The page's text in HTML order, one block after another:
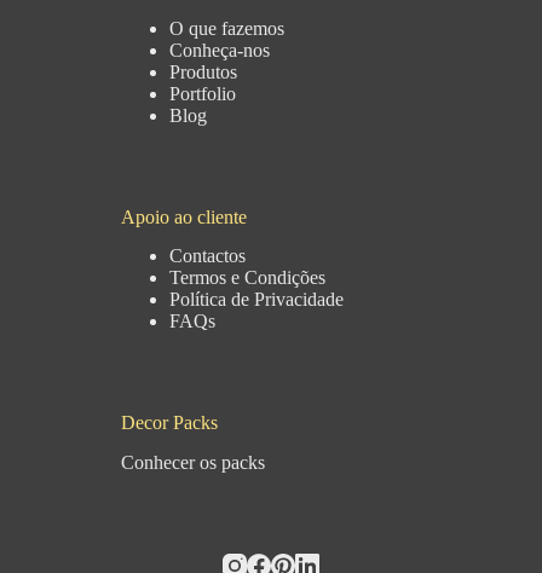
O que fazemos
Conheça-nos
Produtos
Portfolio
Blog
Apoio ao cliente
Contactos
Termos e Condições
Política de Privacidade
FAQs
Decor Packs
Conhecer os packs